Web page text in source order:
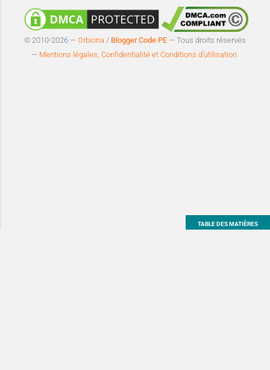
TABLE DES MATIÈRES
© 2010-2026 — Orbiona / Blogger Code PE — Tous droits réservés
— Mentions légales, Confidentialité et Conditions d’utilisation.